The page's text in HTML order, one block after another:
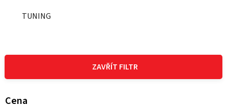
TUNING
ZAVŘÍT FILTR
Cena
V
p
i